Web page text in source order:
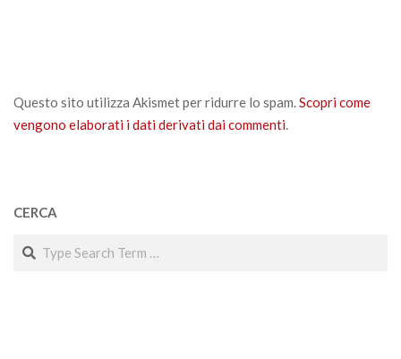
Questo sito utilizza Akismet per ridurre lo spam.Scopri come
vengono elaborati i dati derivati dai commenti.
CERCA
Search